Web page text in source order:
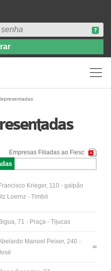
Empresas Filiadas ao Fiesc
Krieger, 110 - galpão
Loernz - Timbó
71 - Praça - Tijucas
Manoel Peixer, 240 -